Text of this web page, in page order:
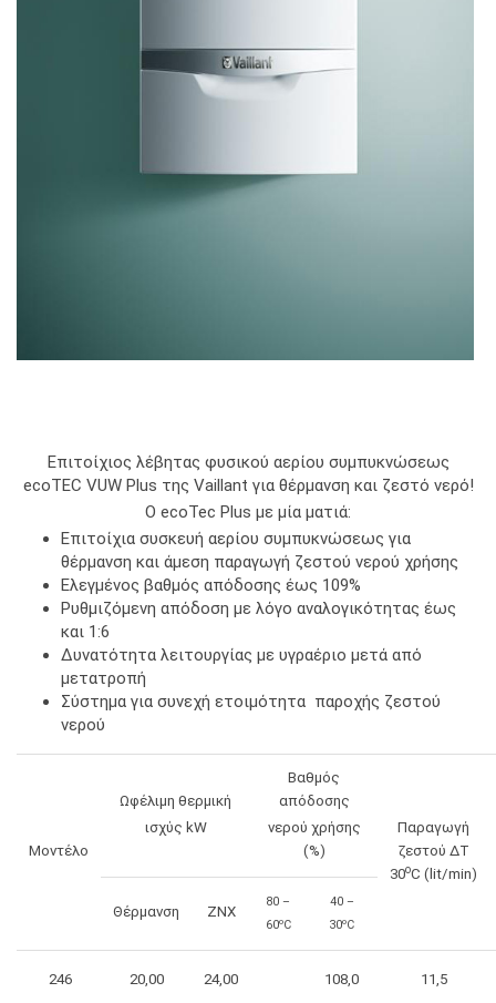
Επιτοίχιος λέβητας φυσικού αερίου συμπυκνώσεως
ecoTEC VUW Plus της Vaillant για θέρμανση και ζεστό νερό!
Ο ecoTec Plus με μία ματιά:
Επιτοίχια συσκευή αερίου συμπυκνώσεως για
θέρμανση και άμεση παραγωγή ζεστού νερού χρήσης
Ελεγμένος βαθμός απόδοσης έως 109%
Ρυθμιζόμενη απόδοση με λόγο αναλογικότητας έως
και 1:6
Δυνατότητα λειτουργίας με υγραέριο μετά από
μετατροπή
Σύστημα για συνεχή ετοιμότητα παροχής ζεστού
νερού
Μοντέλο
Ωφέλιμη θερμική
ισχύς kW
Βαθμός
απόδοσης
νερού χρήσης
(%)
Παραγωγή
ζεστού ΔΤ
30oC (lit/min)
Θέρμανση ZNX
80 –
60οC
40 –
30οC
246 20,00 24,00 108,0 11,5